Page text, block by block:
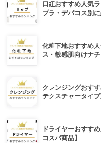
口紅おすすめ人気
プラ・デパコス別に
化粧下地おすすめ
ス・敏感肌向けナ
クレンジングおす
テクスチャータイプ
ドライヤーおすす
コスパ商品】